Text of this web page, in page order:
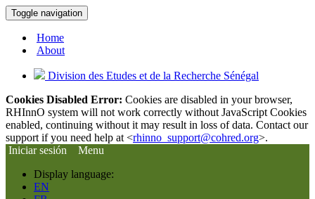
Toggle navigation
Home
About
Division des Etudes et de la Recherche Sénégal
Cookies Disabled Error: Cookies are disabled in your browser,
RHInnO system will not work correctly without JavaScript Cookies
enabled, continuing without it may result in loss of data. Contact our
support if you need help at <rhinno_support@cohred.org>.
Iniciar sesión
Menu
Display language:
EN